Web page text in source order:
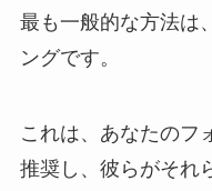
最も一般的な方法は
ングです。
これは、あなたのフ
推奨し、彼らがそれ